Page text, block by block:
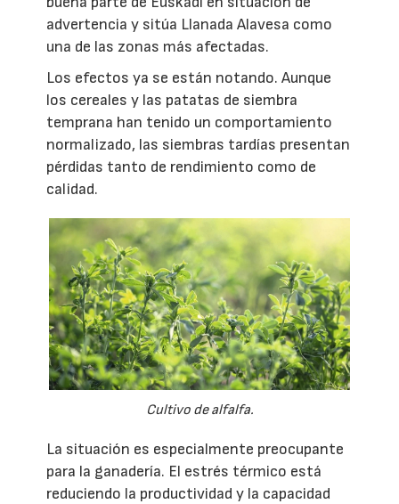
advertencia y sitúa Llanada Alavesa como
una de las zonas más afectadas.
Los efectos ya se están notando. Aunque
los cereales y las patatas de siembra
temprana han tenido un comportamiento
normalizado, las siembras tardías presentan
pérdidas tanto de rendimiento como de
calidad.
Cultivo de alfalfa.
La situación es especialmente preocupante
para la ganadería. El estrés térmico está
reduciendo la productividad y la capacidad